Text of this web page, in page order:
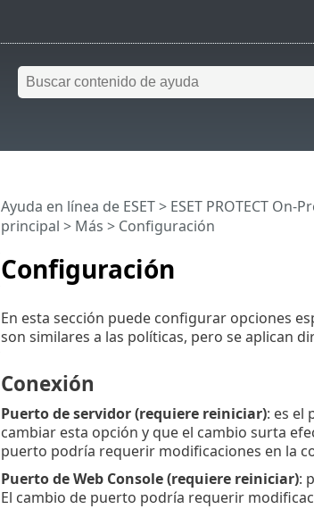
Configuración
Ayuda en línea de ESET> ESET PROTECT On-
principal > Más > Configuración
En esta sección puede configurar opciones
son similares a las políticas, pero se aplican
Conexión
Puerto de servidor (requiere reiniciar): es el
cambiar esta opción y que el cambio surta
puerto podría requerir modificaciones en la
Puerto de Web Console (requiere reiniciar):
El cambio de puerto podría requerir